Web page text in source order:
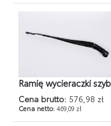
Ramię wycieraczki
Cena brutto: 576,98 zł
Cena netto:469,09 zł